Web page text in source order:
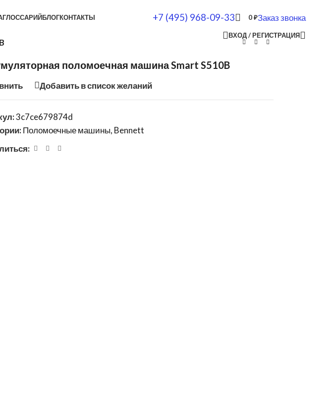
ГЛОССАРИЙБЛОГКОНТАКТЫ +7 (495) 968-09-33 0₽Заказ звонка
ВХОД / РЕГИСТРАЦИЯ
поломоечная машина Smart S510B
Добавить в список желаний
3c7ce679874d
Поломоечные машины, Bennett